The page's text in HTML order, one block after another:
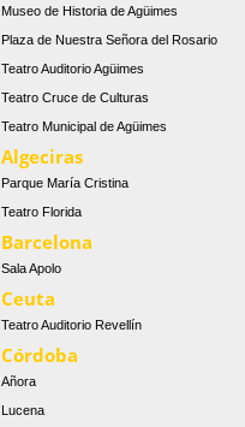
Museo de Historia de Agüimes
Plaza de Nuestra Señora del Rosario
Teatro Auditorio Agüimes
Teatro Cruce de Culturas
Teatro Municipal de Agüimes
Algeciras
Parque María Cristina
Teatro Florida
Barcelona
Sala Apolo
Ceuta
Teatro Auditorio Revellín
Córdoba
Añora
Lucena